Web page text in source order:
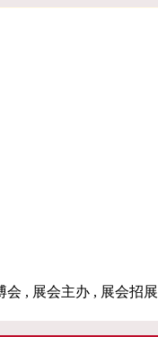
会 , 展会主办 , 展会招展